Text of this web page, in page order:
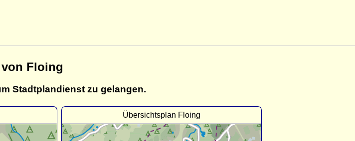
Floing
Stadtplandienst zu gelangen.
Übersichtsplan Floing